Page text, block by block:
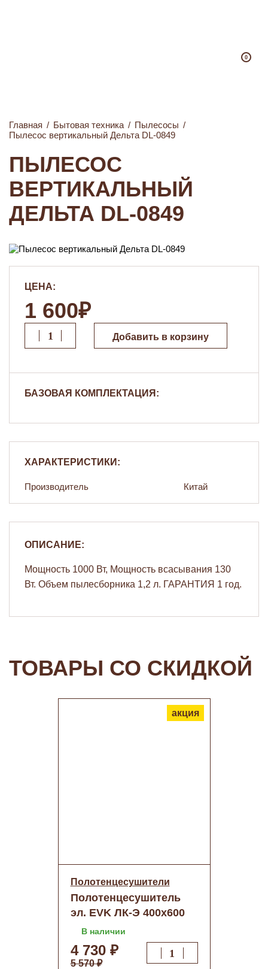
0
Главная / Бытовая техника / Пылесосы /
Пылесос вертикальный Дельта DL-0849
ПЫЛЕСОС
ВЕРТИКАЛЬНЫЙ
ДЕЛЬТА DL-0849
ЦЕНА:
1 600₽
Добавить в корзину
БАЗОВАЯ КОМПЛЕКТАЦИЯ:
ХАРАКТЕРИСТИКИ:
Производитель Китай
ОПИСАНИЕ:
Мощность 1000 Вт, Мощность всасывания 130
Вт. Объем пылесборника 1,2 л. ГАРАНТИЯ 1 год.
ТОВАРЫ СО СКИДКОЙ
акция
Полотенцесушители
Полотенцесушитель
эл. EVK ЛК-Э 400х600
прямые 4 перекл./
кнопка о/н
В наличии
4 730 ₽
5 570 ₽